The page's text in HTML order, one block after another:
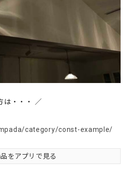
は・・・ ／
category/const-example/
をアプリで見る